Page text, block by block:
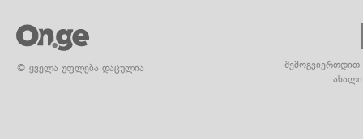
© ყველა უფლება დაცულია
შემოგვიერთდით
ახალი